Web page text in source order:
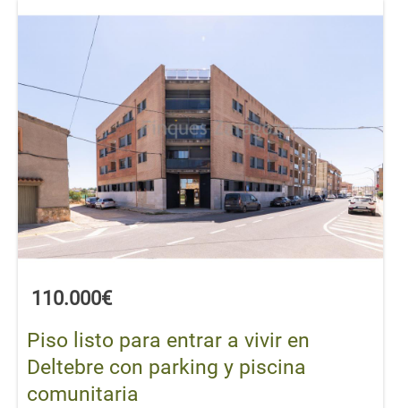
110.000€
Piso listo para entrar a vivir en
Deltebre con parking y piscina
comunitaria